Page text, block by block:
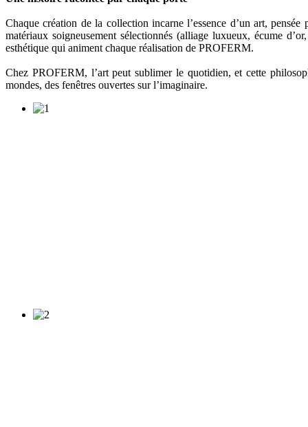
Chaque création de la collection incarne l’essence d’un art,
matériaux soigneusement sélectionnés (alliage luxueux, écume
esthétique qui animent chaque réalisation de PROFERM.
Chez PROFERM, l’art peut sublimer le quotidien, et cette
mondes, des fenêtres ouvertes sur l’imaginaire.